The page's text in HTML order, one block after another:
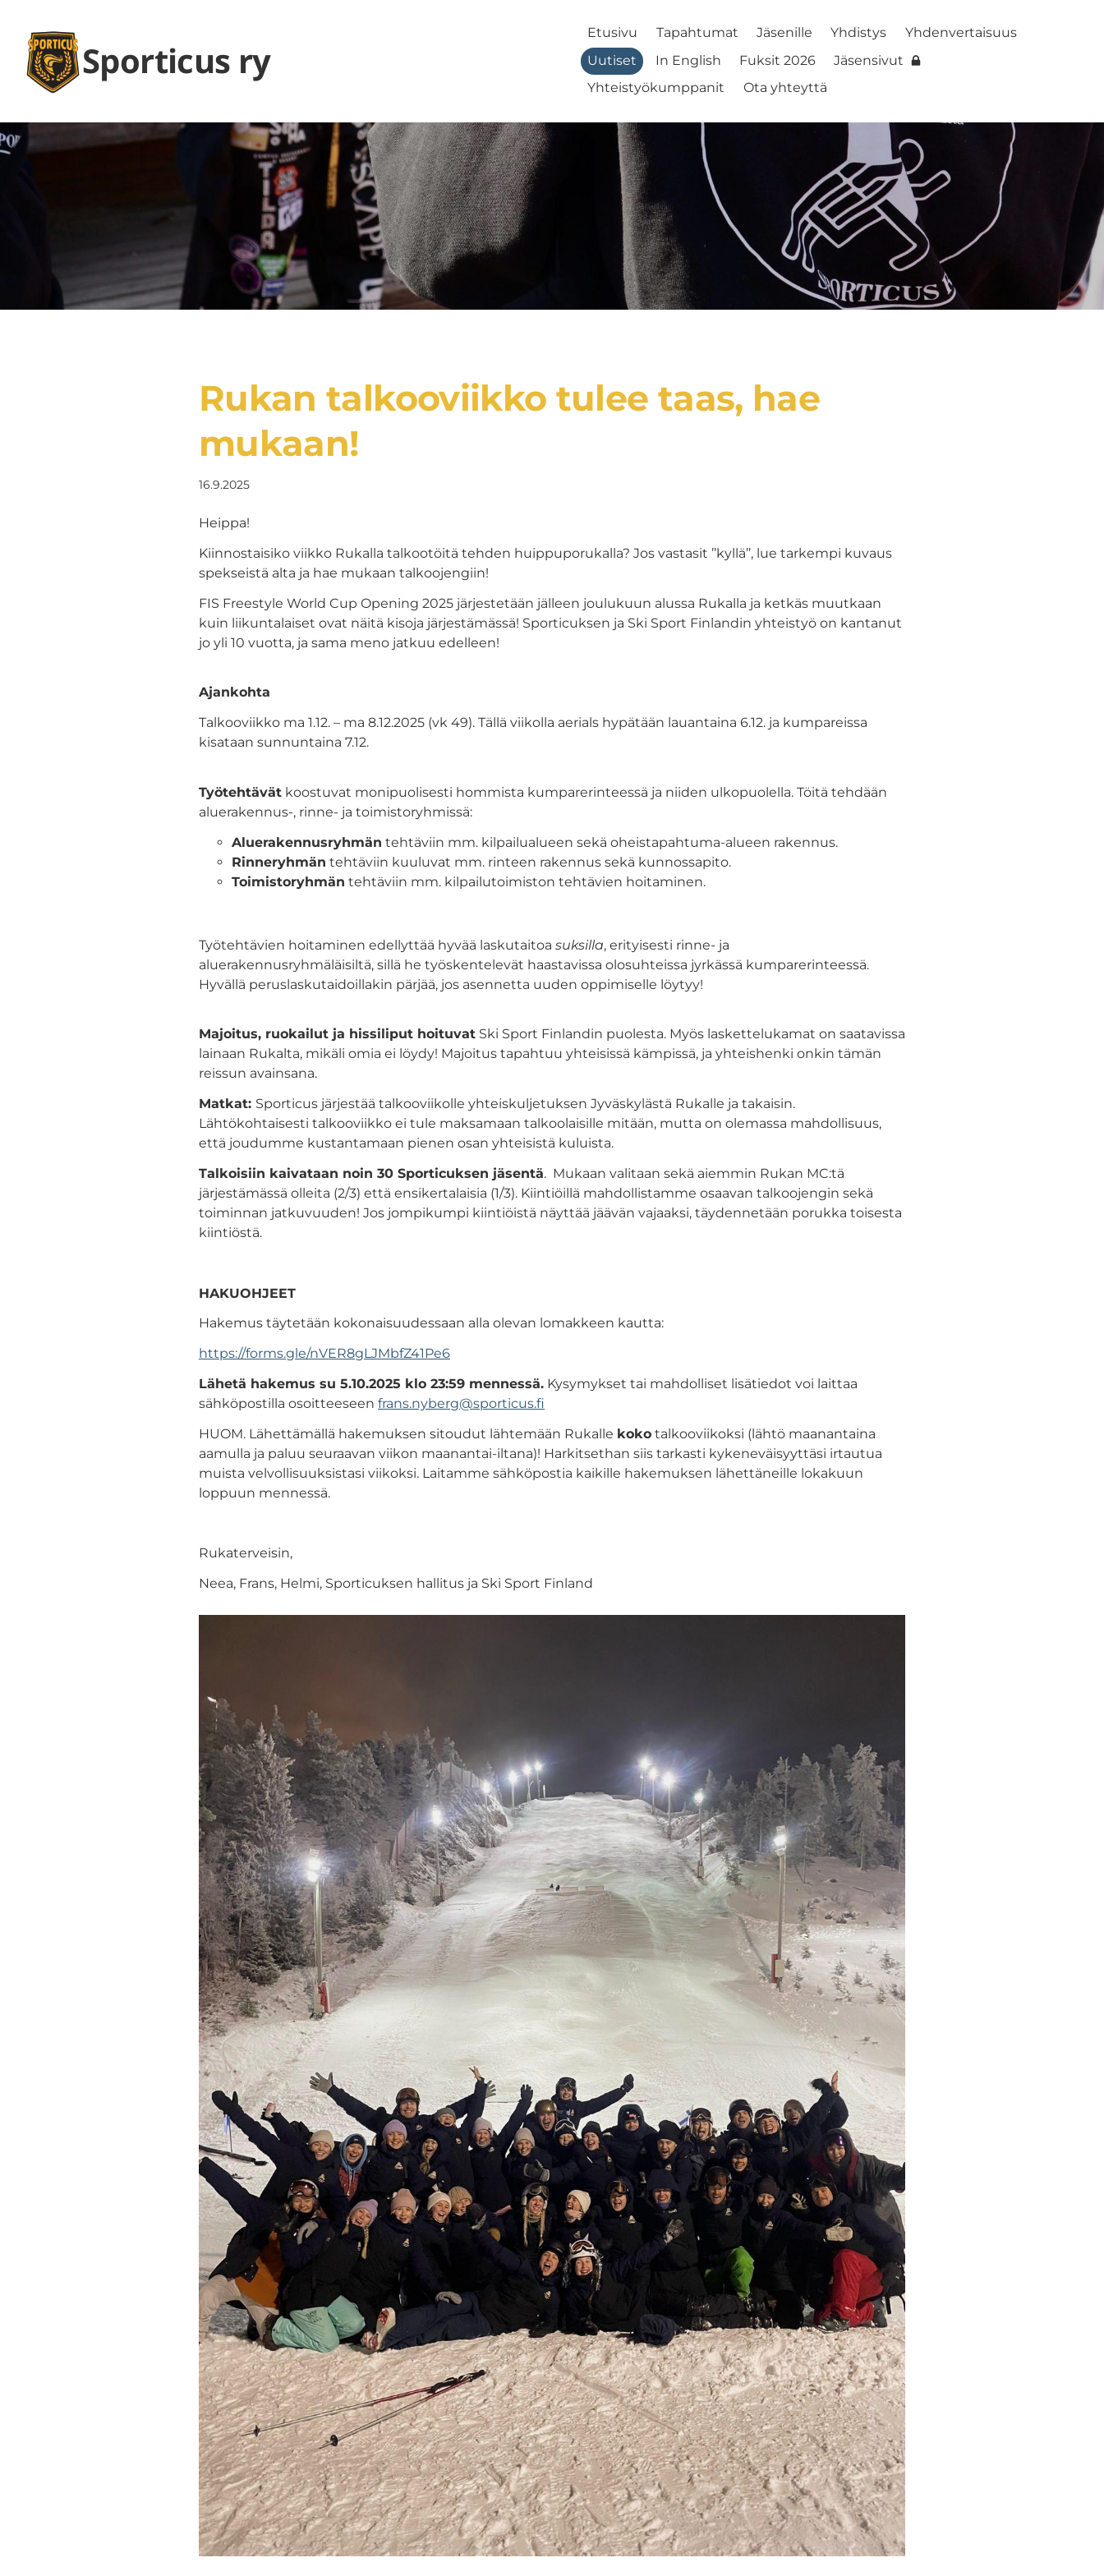
sivun
sisältöön
Sporticus ry
Etusivu Tapahtumat Jäsenille Yhdistys
Yhdenvertaisuus
Uutiset
In English Fuksit 2026
Jäsensivut
Yhteistyökumppanit
Ota yhteyttä
Rukan talkooviikko tulee taas, hae
mukaan!
16.9.2025
Heippa!
Kiinnostaisiko viikko Rukalla talkootöitä tehden huippuporukalla? Jos vastasit ’’kyllä’’, lue tarkempi kuvaus
spekseistä alta ja hae mukaan talkoojengiin!
FIS Freestyle World Cup Opening 2025 järjestetään jälleen joulukuun alussa Rukalla ja ketkäs muutkaan
kuin liikuntalaiset ovat näitä kisoja järjestämässä! Sporticuksen ja Ski Sport Finlandin yhteistyö on kantanut
jo yli 10 vuotta, ja sama meno jatkuu edelleen!
Ajankohta
Talkooviikko ma 1.12. – ma 8.12.2025 (vk 49). Tällä viikolla aerials hypätään lauantaina 6.12. ja kumpareissa
kisataan sunnuntaina 7.12.
Työtehtävät koostuvat monipuolisesti hommista kumparerinteessä ja niiden ulkopuolella. Töitä tehdään
aluerakennus-, rinne- ja toimistoryhmissä:
Aluerakennusryhmän tehtäviin mm. kilpailualueen sekä oheistapahtuma-alueen rakennus.
Rinneryhmän tehtäviin kuuluvat mm. rinteen rakennus sekä kunnossapito.
Toimistoryhmän tehtäviin mm. kilpailutoimiston tehtävien hoitaminen.
Työtehtävien hoitaminen edellyttää hyvää laskutaitoa suksilla, erityisesti rinne- ja
aluerakennusryhmäläisiltä, sillä he työskentelevät haastavissa olosuhteissa jyrkässä kumparerinteessä.
Hyvällä peruslaskutaidoillakin pärjää, jos asennetta uuden oppimiselle löytyy!
Majoitus, ruokailut ja hissiliput hoituvat Ski Sport Finlandin puolesta. Myös laskettelukamat on saatavissa
lainaan Rukalta, mikäli omia ei löydy! Majoitus tapahtuu yhteisissä kämpissä, ja yhteishenki onkin tämän
reissun avainsana.
Matkat: Sporticus järjestää talkooviikolle yhteiskuljetuksen Jyväskylästä Rukalle ja takaisin.
Lähtökohtaisesti talkooviikko ei tule maksamaan talkoolaisille mitään, mutta on olemassa mahdollisuus,
että joudumme kustantamaan pienen osan yhteisistä kuluista.
Talkoisiin kaivataan noin 30 Sporticuksen jäsentä. Mukaan valitaan sekä aiemmin Rukan MC:tä
järjestämässä olleita (2/3) että ensikertalaisia (1/3). Kiintiöillä mahdollistamme osaavan talkoojengin sekä
toiminnan jatkuvuuden! Jos jompikumpi kiintiöistä näyttää jäävän vajaaksi, täydennetään porukka toisesta
kiintiöstä.
HAKUOHJEET
Hakemus täytetään kokonaisuudessaan alla olevan lomakkeen kautta:
https://forms.gle/nVER8gLJMbfZ41Pe6
Lähetä hakemus su 5.10.2025 klo 23:59 mennessä. Kysymykset tai mahdolliset lisätiedot voi laittaa
sähköpostilla osoitteeseen frans.nyberg@sporticus.fi
HUOM. Lähettämällä hakemuksen sitoudut lähtemään Rukalle koko talkooviikoksi (lähtö maanantaina
aamulla ja paluu seuraavan viikon maanantai-iltana)! Harkitsethan siis tarkasti kykeneväisyyttäsi irtautua
muista velvollisuuksistasi viikoksi. Laitamme sähköpostia kaikille hakemuksen lähettäneille lokakuun
loppuun mennessä.
Rukaterveisin,
Neea, Frans, Helmi, Sporticuksen hallitus ja Ski Sport Finland